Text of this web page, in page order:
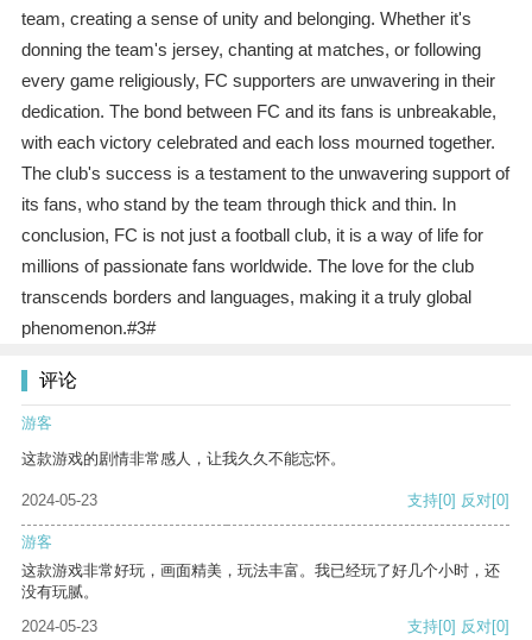
team, creating a sense of unity and belonging. Whether it's
donning the team's jersey, chanting at matches, or following
every game religiously, FC supporters are unwavering in their
dedication. The bond between FC and its fans is unbreakable,
with each victory celebrated and each loss mourned together.
The club's success is a testament to the unwavering support of
its fans, who stand by the team through thick and thin. In
conclusion, FC is not just a football club, it is a way of life for
millions of passionate fans worldwide. The love for the club
transcends borders and languages, making it a truly global
phenomenon.#3#
评论
游客
这款游戏的剧情非常感人，让我久久不能忘怀。
2024-05-23 支持[0] 反对[0]
游客
这款游戏非常好玩，画面精美，玩法丰富。我已经玩了好几个小时，还
没有玩腻。
2024-05-23
支持[0] 反对[0]